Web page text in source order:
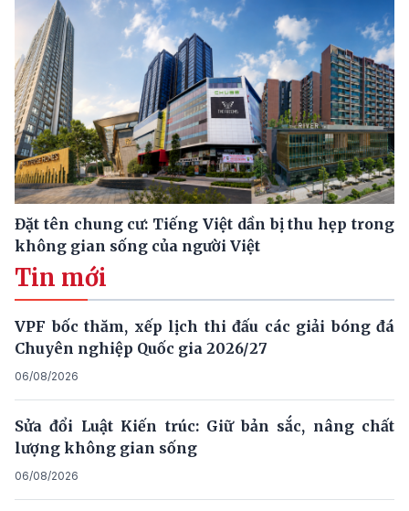
Đặt tên chung cư: Tiếng Việt dần bị thu hẹp trong
không gian sống của người Việt
Tin mới
VPF bốc thăm, xếp lịch thi đấu các giải bóng đá
Chuyên nghiệp Quốc gia 2026/27
06/08/2026
Sửa đổi Luật Kiến trúc: Giữ bản sắc, nâng chất
lượng không gian sống
06/08/2026